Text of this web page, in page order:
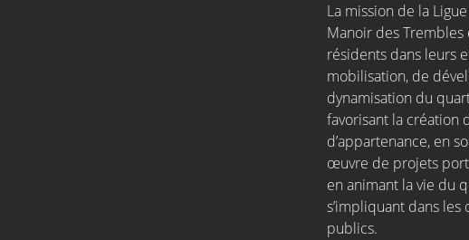
La mission de la
Manoir des
résidents dans leurs
mobilisation, de
dynamisation du
favorisant la création
d’appartenance, en
œuvre de projets
en animant la vie du
s’impliquant dans les
publics.